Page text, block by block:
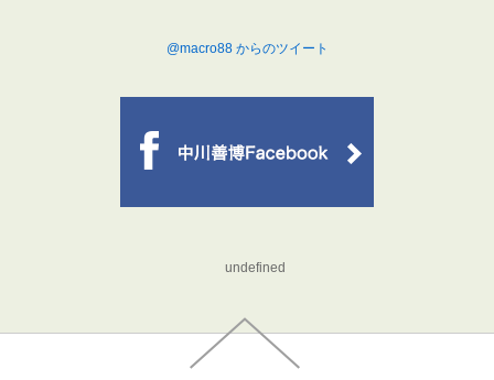
@macro88 からのツイート
undefined